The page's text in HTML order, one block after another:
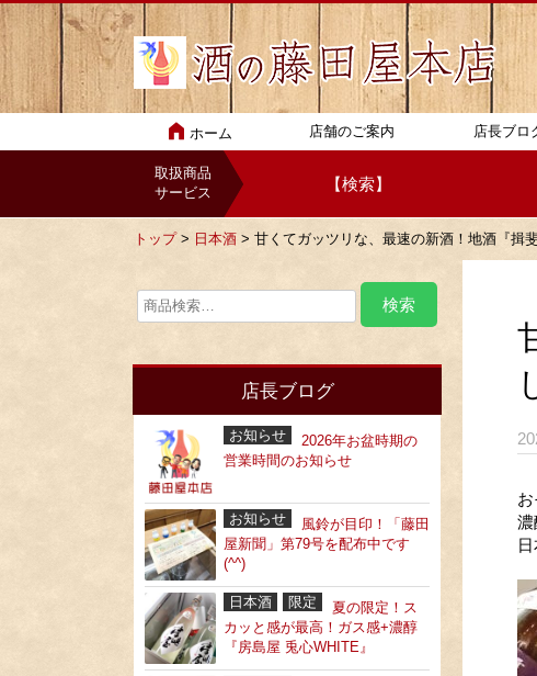
ホーム 店舗のご案内 店長ブロ
取扱商品
サービス
【検索】
トップ> 日本酒 > 甘くてガッツリな、最速の新酒！地酒『揖
濃
店長ブログ
お知らせ
2026年お盆時期の
営業時間のお知らせ
お知らせ
風鈴が目印！「藤田
屋新聞」第79号を配布中です
(^^)
日本酒 限定
夏の限定！ス
カッと感が最高！ガス感+濃醇
『房島屋 兎心WHITE』